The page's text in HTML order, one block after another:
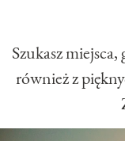
Szukasz
również z